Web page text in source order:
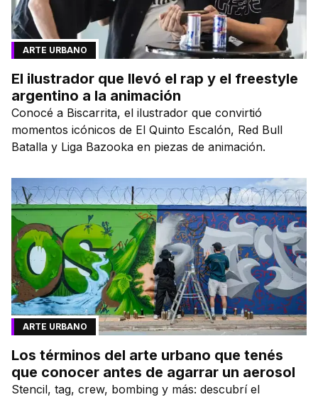
ARTE URBANO
El ilustrador que llevó el rap y el freestyle
argentino a la animación
Conocé a Biscarrita, el ilustrador que convirtió
momentos icónicos de El Quinto Escalón, Red Bull
Batalla y Liga Bazooka en piezas de animación.
ARTE URBANO
Los términos del arte urbano que tenés
que conocer antes de agarrar un aerosol
Stencil, tag, crew, bombing y más: descubrí el